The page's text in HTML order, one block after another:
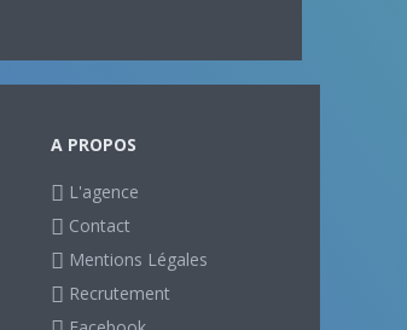
A PROPOS
L'agence
Contact
Mentions Légales
Recrutement